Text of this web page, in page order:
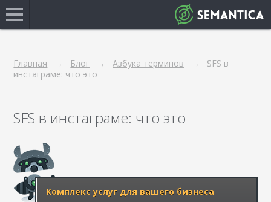
Главная Блог Азбука терминов
SFS в
инстаграме: что это
SFS в инстаграме: что это
Комплекс услуг для вашего бизнеса